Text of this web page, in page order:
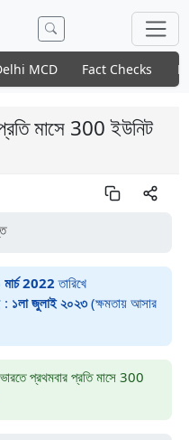
MCD Fact Checks
মাসে 300 ইউনিট
2022তারিখে
: ১লা জুলাই ২০২৩(ক্ষমতায় আসার
প্রথমবার প্রতি মাসে 300